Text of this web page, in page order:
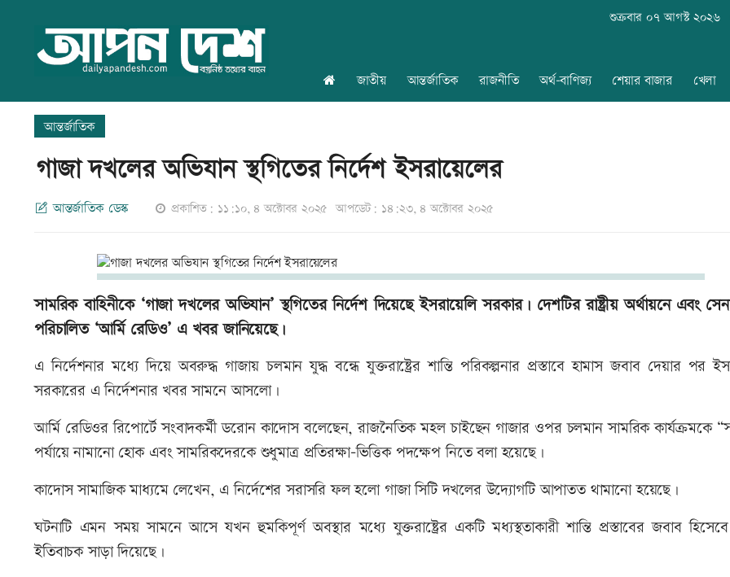
শুক্রবার ০৭ আগস্ট ২০২৬
জাতীয় আন্তর্জাতিক রাজনীতি অর্থ-বাণিজ্য শেয়ার বাজার খেলা
আন্তর্জাতিক
গাজা দখলের অভিযান স্থগিতের নির্দেশ ইসরায়েলের
আন্তর্জাতিক ডেস্ক প্রকাশিত: ১১:১০, ৪ অক্টোবর ২০২৫ আপডেট: ১৪:২৩, ৪ অক্টোবর ২০২৫
সামরিক বাহিনীকে ‘গাজা দখলের অভিযান’ স্থগিতের নির্দেশ দিয়েছে ইসরায়েলি সরকার। দেশটির রাষ্ট্রীয় অর্থায়নে এবং
পরিচালিত ‘আর্মি রেডিও’ এ খবর জানিয়েছে।
এ নির্দেশনার মধ্যে দিয়ে অবরুদ্ধ গাজায় চলমান যুদ্ধ বন্ধে যুক্তরাষ্ট্রের শান্তি পরিকল্পনার প্রস্তাবে হামাস জবাব দেয়ার পর
সরকারের এ নির্দেশনার খবর সামনে আসলো।
আর্মি রেডিওর রিপোর্টে সংবাদকর্মী ডরোন কাদোস বলেছেন, রাজনৈতিক মহল চাইছেন গাজার ওপর চলমান সামরিক কার্যক্রমকে
পর্যায়ে নামানো হোক এবং সামরিকদেরকে শুধুমাত্র প্রতিরক্ষা-ভিত্তিক পদক্ষেপ নিতে বলা হয়েছে।
কাদোস সামাজিক মাধ্যমে লেখেন, এ নির্দেশের সরাসরি ফল হলো গাজা সিটি দখলের উদ্যোগটি আপাতত থামানো হয়েছে।
ঘটনাটি এমন সময় সামনে আসে যখন হুমকিপূর্ণ অবস্থার মধ্যে যুক্তরাষ্ট্রের একটি মধ্যস্থতাকারী শান্তি প্রস্তাবের জবাব
ইতিবাচক সাড়া দিয়েছে।